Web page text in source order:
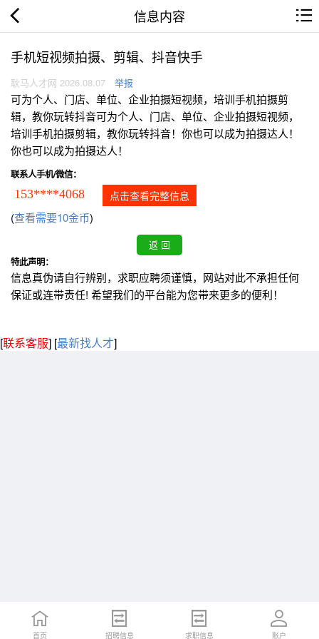
信息内容
手机短视频拍摄、剪辑、抖音快手
耿马人才网 2026.08.07 举报
可为个人、门店、单位、企业拍摄短视频，培训手机拍摄剪
辑，教你玩转抖音可为个人、门店、单位、企业拍摄短视频，
培训手机拍摄剪辑，教你玩转抖音！你也可以成为拍摄达人！
你也可以成为拍摄达人！
联系人手机/微信：
153****4068 点击查看完整信息
(查看需要10金币)
特此声明：
信息真伪请自行辨别，求职应聘须谨慎，网站对此不承担任何
保证或连带责任! 希望我们的平台能为您带来更多的便利！
[联系客服] [最新找人才]
首页 招聘信息 求职信息 账户